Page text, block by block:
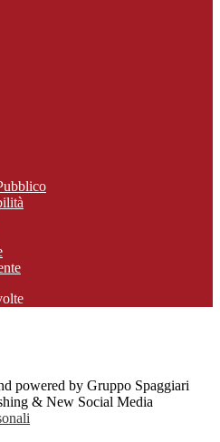
powered by Gruppo Spaggiari
& New Social Media